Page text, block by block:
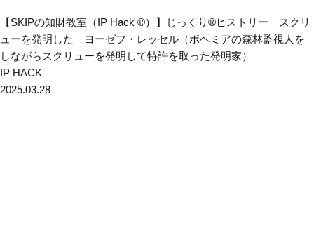
【SKIPの知財教室（IP Hack ®）】じっくり®ヒストリー スクリ
ューを発明した ヨーゼフ・レッセル（ボヘミアの森林監視人を
しながらスクリューを発明して特許を取った発明家）
IP HACK
2025.03.28